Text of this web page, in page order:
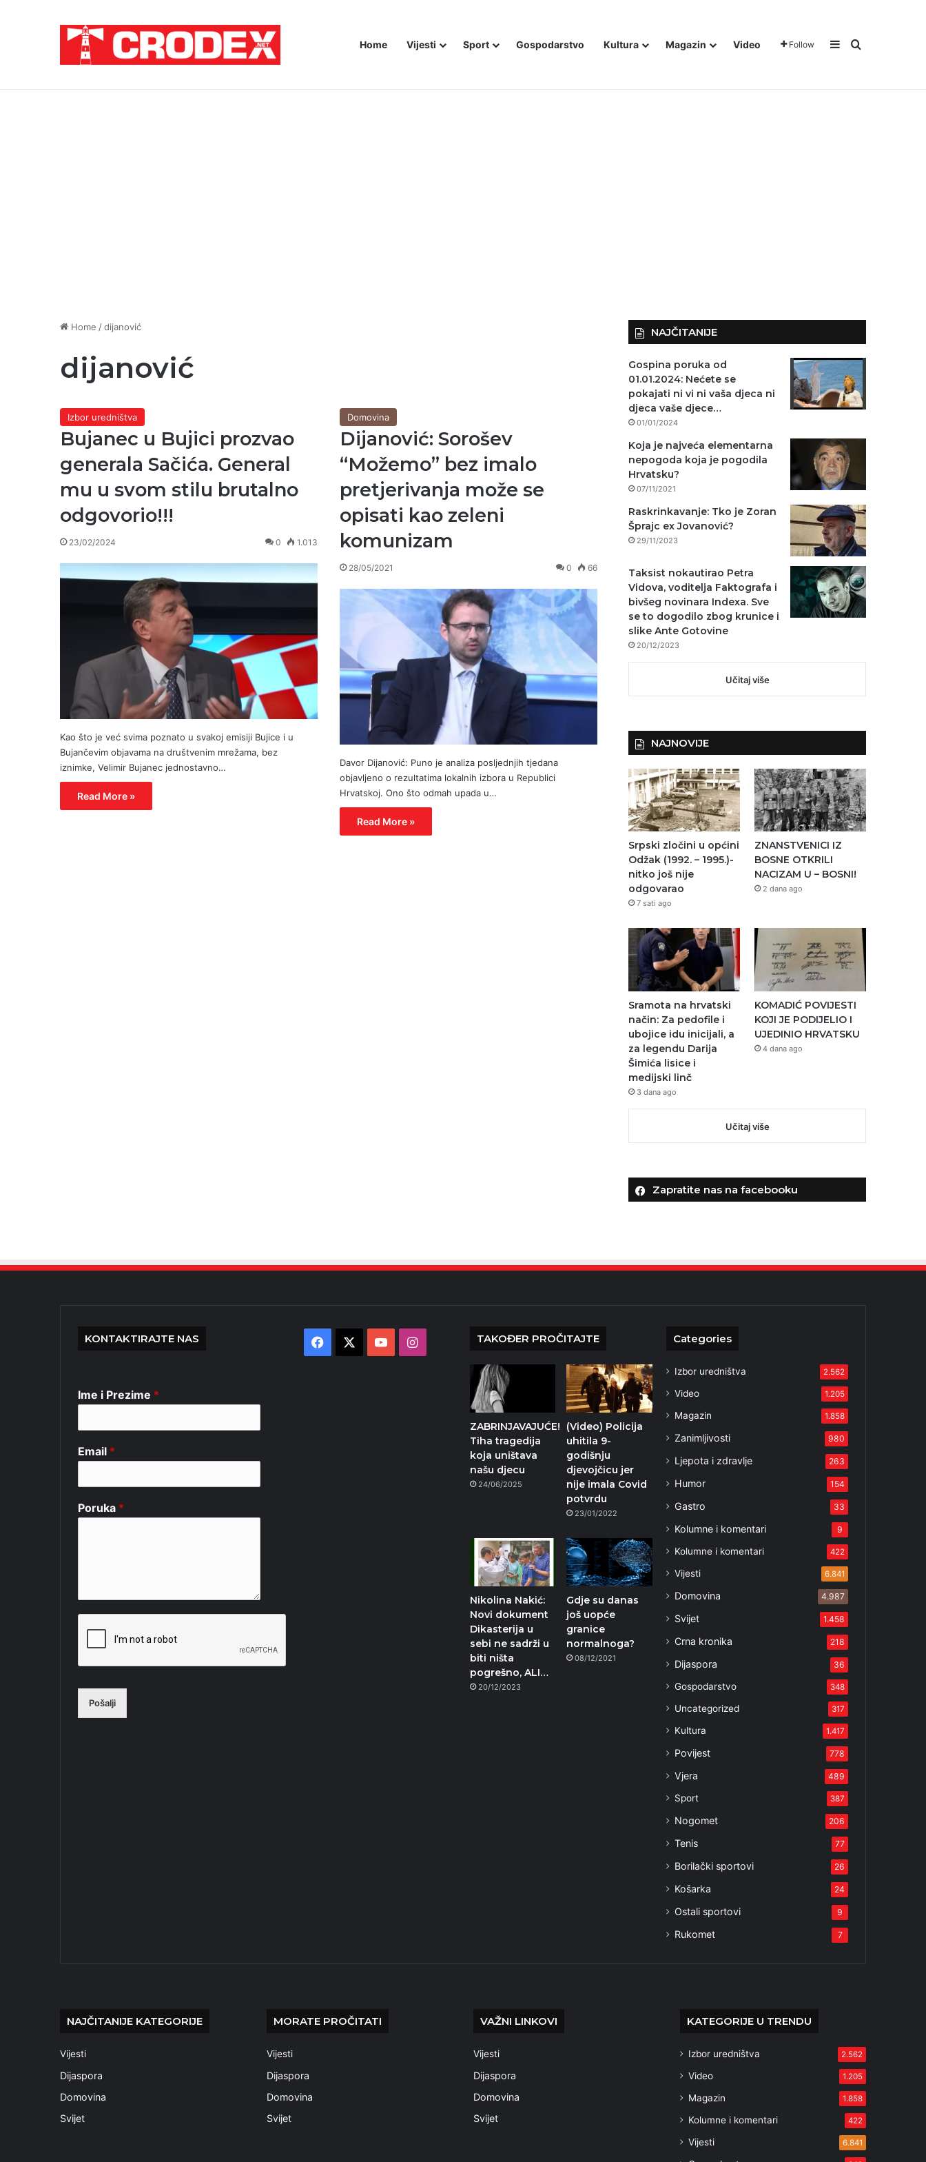
Home Vijesti Sport Gospodarstvo Kultura Magazin Video Follow Sidebar
Traži
Home /dijanović
dijanović
Izbor uredništva
Bujanec u Bujici prozvao
generala Sačića. General
mu u svom stilu brutalno
odgovorio!!!
23/02/2024 0 1.013
Kao što je već svima poznato u svakoj emisiji Bujice i u
Bujančevim objavama na društvenim mrežama, bez
iznimke, Velimir Bujanec jednostavno…
Read More »
Domovina
Dijanović: Sorošev
“Možemo” bez imalo
pretjerivanja može se
opisati kao zeleni
komunizam
28/05/2021 0 66
Davor Dijanović: Puno je analiza posljednjih tjedana
objavljeno o rezultatima lokalnih izbora u Republici
Hrvatskoj. Ono što odmah upada u…
Read More »
NAJČITANIJE
Gospina poruka od
01.01.2024: Nećete se
pokajati ni vi ni vaša djeca ni
djeca vaše djece…
01/01/2024
Koja je najveća elementarna
nepogoda koja je pogodila
Hrvatsku?
07/11/2021
Raskrinkavanje: Tko je Zoran
Šprajc ex Jovanović?
29/11/2023
Taksist nokautirao Petra
Vidova, voditelja Faktografa i
bivšeg novinara Indexa. Sve
se to dogodilo zbog krunice i
slike Ante Gotovine
20/12/2023
Učitaj više
NAJNOVIJE
Srpski zločini u općini
Odžak (1992. – 1995.)-
nitko još nije
odgovarao
7 sati ago
ZNANSTVENICI IZ
BOSNE OTKRILI
NACIZAM U – BOSNI!
2 dana ago
Sramota na hrvatski
način: Za pedofile i
ubojice idu inicijali, a
za legendu Darija
Šimića lisice i
medijski linč
3 dana ago
KOMADIĆ POVIJESTI
KOJI JE PODIJELIO I
UJEDINIO HRVATSKU
4 dana ago
Učitaj više
Zapratite nas na facebooku
KONTAKTIRAJTE NAS
Ime i Prezime *
Email *
Poruka *
Pošalji
Facebook YouTubeInstagram TAKOĐER PROČITAJTE
ZABRINJAVAJUĆE!
Tiha tragedija
koja uništava
našu djecu
24/06/2025
(Video) Policija
uhitila 9-
godišnju
djevojčicu jer
nije imala Covid
potvrdu
23/01/2022
Nikolina Nakić:
Novi dokument
Dikasterija u
sebi ne sadrži u
biti ništa
pogrešno, ALI…
20/12/2023
Gdje su danas
još uopće
granice
normalnoga?
08/12/2021
Categories
Izbor uredništva 2.562
Video 1.205
Magazin 1.858
Zanimljivosti 980
Ljepota i zdravlje 263
Humor 154
Gastro 33
Kolumne i komentari 9
Kolumne i komentari 422
Vijesti 6.841
Domovina 4.987
Svijet 1.458
Crna kronika 218
Dijaspora 36
Gospodarstvo 348
Uncategorized 317
Kultura 1.417
Povijest 778
Vjera 489
Sport 387
Nogomet 206
Tenis 77
Borilački sportovi 26
Košarka 24
Ostali sportovi 9
Rukomet 7
NAJČITANIJE KATEGORIJE
Vijesti
Dijaspora
Domovina
Svijet
MORATE PROČITATI
Vijesti
Dijaspora
Domovina
Svijet
VAŽNI LINKOVI
Vijesti
Dijaspora
Domovina
Svijet
KATEGORIJE U TRENDU
Izbor uredništva 2.562
Video 1.205
Magazin 1.858
Kolumne i komentari 422
Vijesti 6.841